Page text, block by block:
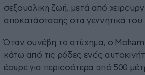
σεξουαλική ζωή, μετά από
αποκατάστασης στα γεννητικά του
Όταν συνέβη το ατύχημα, ο
κάτω από τις ρόδες ενός
έσυρε για περισσότερα από 500